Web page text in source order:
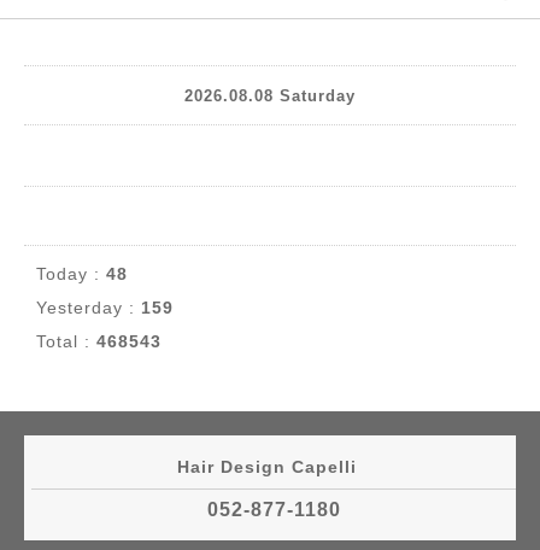
2026.08.08 Saturday
Today : 48
Yesterday : 159
Total : 468543
Hair Design Capelli
052-877-1180